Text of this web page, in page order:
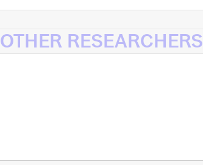
OTHER RESEARCHERS